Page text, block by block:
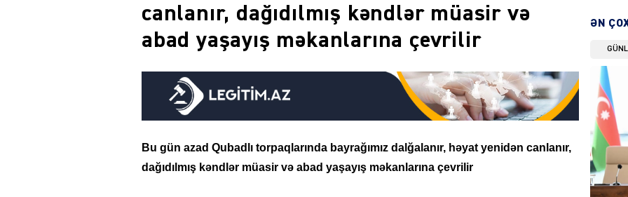
canlanır, dağıdılmış kəndlər müasir və
abad yaşayış məkanlarına çevrilir
Bu gün azad Qubadlı torpaqlarında bayrağımız dalğalanır, həyat yenidən canlanır,
dağıdılmış kəndlər müasir və abad yaşayış məkanlarına çevrilir
DÜNYA
ƏN